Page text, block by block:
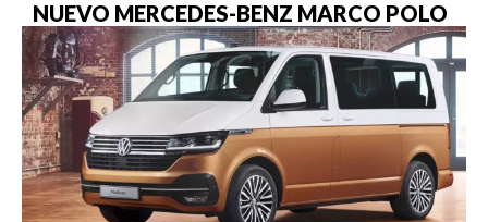
NUEVO MERCEDES-BENZ MARCO POLO